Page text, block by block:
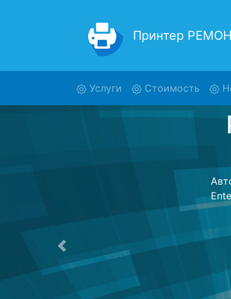
Принтер
Услуги (current)Стоимость
Предыдущая